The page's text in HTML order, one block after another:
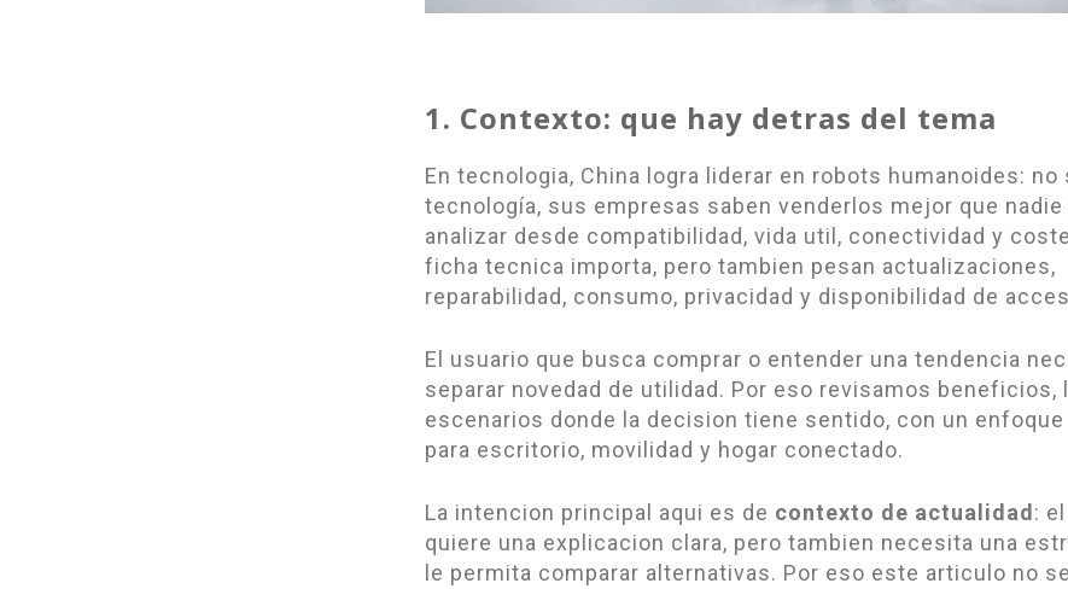
1. Contexto: que hay detras del tema
En tecnologia, China logra liderar en robots humanoides: no
tecnología, sus empresas saben venderlos mejor que nadie
analizar desde compatibilidad, vida util, conectividad y
ficha tecnica importa, pero tambien pesan actualizaciones,
reparabilidad, consumo, privacidad y disponibilidad de
El usuario que busca comprar o entender una tendencia
separar novedad de utilidad. Por eso revisamos beneficios,
escenarios donde la decision tiene sentido, con un
para escritorio, movilidad y hogar conectado.
La intencion principal aqui es de contexto de actualidad :
quiere una explicacion clara, pero tambien necesita una
le permita comparar alternativas. Por eso este articulo no